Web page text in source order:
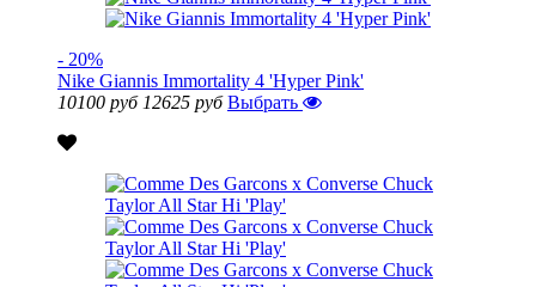
- 20%
Nike Giannis Immortality 4 'Hyper Pink'
10100 руб 12625 руб Выбрать